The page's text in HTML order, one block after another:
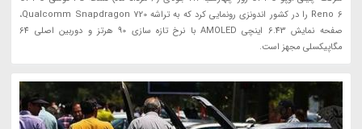
Reno 6 را در کشور اندونزی رونمایی کرد که به تراشه Qualcomm Snapdragon 720،
صفحه نمایش 6.43 اینچی AMOLED با نرخ تازه سازی 90 هرتز و دوربین اصلی 64
مگاپیکسلی مجهز است.